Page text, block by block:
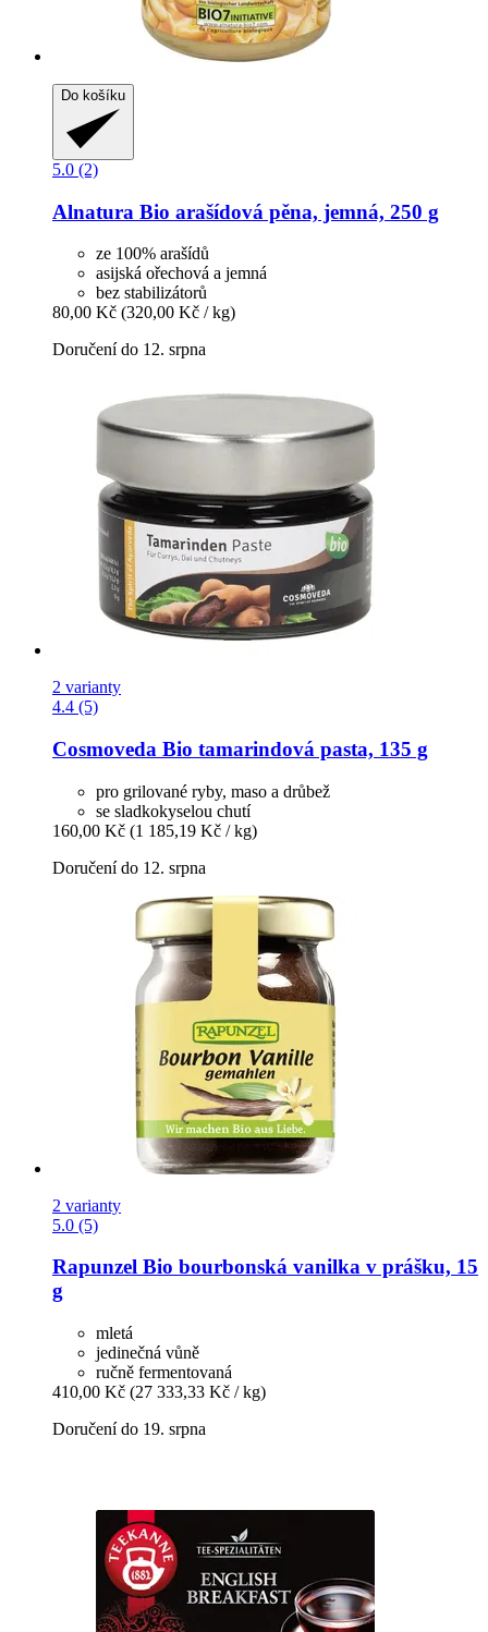
Do košíku
5.0 (2)
Alnatura Bio arašídová pěna, jemná, 250 g
ze 100% arašídů
asijská ořechová a jemná
bez stabilizátorů
80,00 Kč (320,00 Kč / kg)
Doručení do 12. srpna
2 varianty
4.4 (5)
Cosmoveda Bio tamarindová pasta, 135 g
pro grilované ryby, maso a drůbež
se sladkokyselou chutí
160,00 Kč (1 185,19 Kč / kg)
Doručení do 12. srpna
2 varianty
5.0 (5)
Rapunzel Bio bourbonská vanilka v prášku, 15
g
mletá
jedinečná vůně
ručně fermentovaná
410,00 Kč (27 333,33 Kč / kg)
Doručení do 19. srpna